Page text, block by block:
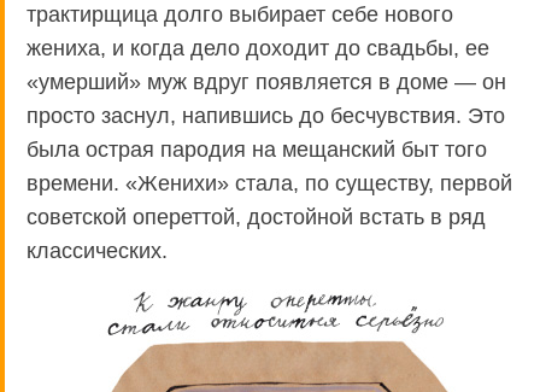
трактирщица долго выбирает себе нового
жениха, и когда дело доходит до свадьбы, ее
«умерший» муж вдруг появляется в доме — он
просто заснул, напившись до бесчувствия. Это
была острая пародия на мещанский быт того
времени. «Женихи» стала, по существу, первой
советской опереттой, достойной встать в ряд
классических.